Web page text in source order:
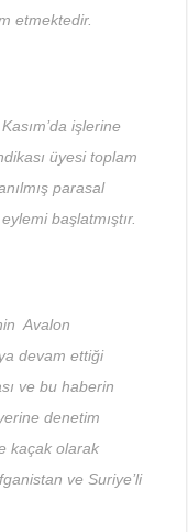
etmektedir.
işlerine
üyesi toplam
parasal
başlatmıştır.
Avalon
devam ettiği
ve bu haberin
denetim
kaçak olarak
ve Suriye’li